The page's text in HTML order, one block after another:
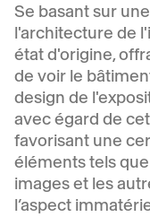
Se basant sur
l'architecture de
état d'origine,
de voir le
design de
avec égard de
favorisant une
éléments tels
images et les
l’aspect